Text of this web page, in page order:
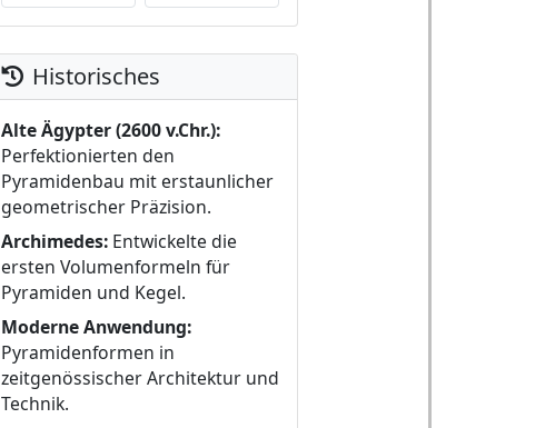
Historisches
Alte Ägypter (2600 v.Chr.):
Perfektionierten den
Pyramidenbau mit erstaunlicher
geometrischer Präzision.
Archimedes: Entwickelte die
ersten Volumenformeln für
Pyramiden und Kegel.
Moderne Anwendung:
Pyramidenformen in
zeitgenössischer Architektur und
Technik.